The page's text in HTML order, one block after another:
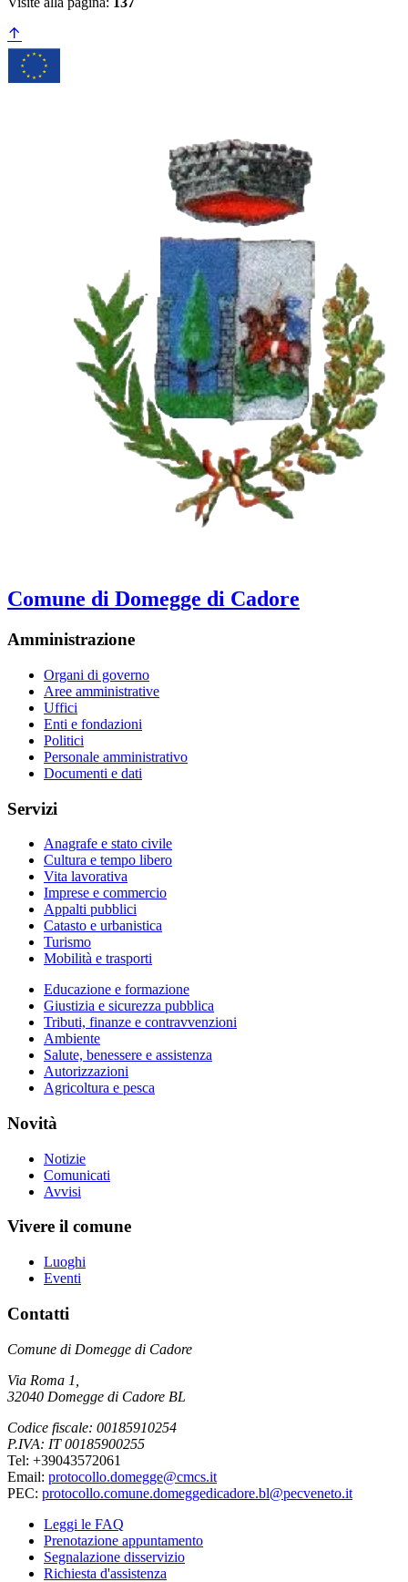
Comune di Domegge di Cadore
Amministrazione
Organi di governo
Aree amministrative
Uffici
Enti e fondazioni
Politici
Personale amministrativo
Documenti e dati
Servizi
Anagrafe e stato civile
Cultura e tempo libero
Vita lavorativa
Imprese e commercio
Appalti pubblici
Catasto e urbanistica
Turismo
Mobilità e trasporti
Educazione e formazione
Giustizia e sicurezza pubblica
Tributi, finanze e contravvenzioni
Ambiente
Salute, benessere e assistenza
Autorizzazioni
Agricoltura e pesca
Novità
Notizie
Comunicati
Avvisi
Vivere il comune
Luoghi
Eventi
Contatti
Comune di Domegge di Cadore
Via Roma 1,
32040 Domegge di Cadore BL
Codice fiscale: 00185910254
P.IVA: IT 00185900255
Tel: +39043572061
Email: protocollo.domegge@cmcs.it
PEC: protocollo.comune.domeggedicadore.bl@pecveneto.it
Leggi le FAQ
Prenotazione appuntamento
Segnalazione disservizio
Richiesta d'assistenza